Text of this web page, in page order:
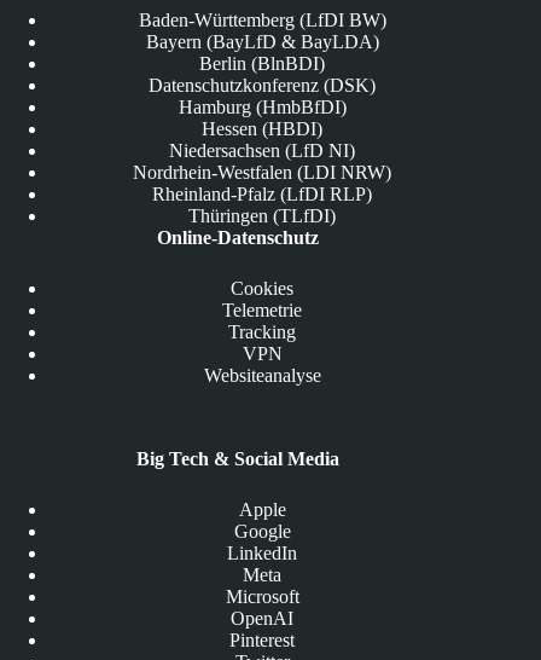
Baden-Württemberg (LfDI BW)
Bayern (BayLfD & BayLDA)
Berlin (BlnBDI)
Datenschutzkonferenz (DSK)
Hamburg (HmbBfDI)
Hessen (HBDI)
Niedersachsen (LfD NI)
Nordrhein-Westfalen (LDI NRW)
Rheinland-Pfalz (LfDI RLP)
Thüringen (TLfDI)
Online-Datenschutz
Cookies
Telemetrie
Tracking
VPN
Websiteanalyse
Big Tech & Social Media
Apple
Google
LinkedIn
Meta
Microsoft
OpenAI
Pinterest